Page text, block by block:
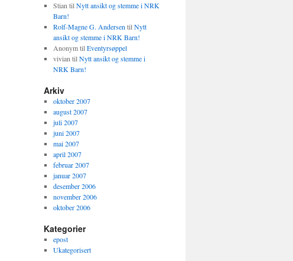
Stian tilNytt ansikt og stemme i NRK
Barn!
Rolf-Magne G. Andersen tilNytt
ansikt og stemme i NRK Barn!
AnonymtilEventyrsøppel
vivian tilNytt ansikt og stemme i
NRK Barn!
Arkiv
oktober 2007
august 2007
juli 2007
juni 2007
mai 2007
april 2007
februar 2007
januar 2007
desember 2006
november 2006
oktober 2006
Kategorier
epost
Ukategorisert